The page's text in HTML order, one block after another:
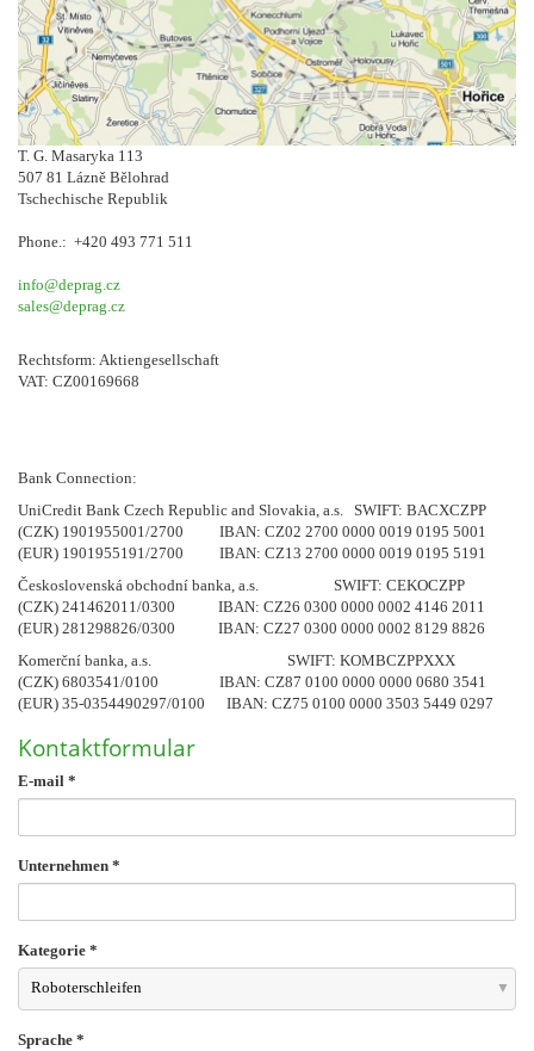
T. G. Masaryka 113
507 81 Lázně Bělohrad
Tschechische Republik
Phone.: +420 493 771 511
info@deprag.cz
sales@deprag.cz
Rechtsform: Aktiengesellschaft
VAT: CZ00169668
Bank Connection:
UniCredit Bank Czech Republic and Slovakia, a.s. SWIFT: BACXCZPP
(CZK) 1901955001/2700 IBAN: CZ02 2700 0000 0019 0195 5001
(EUR) 1901955191/2700 IBAN: CZ13 2700 0000 0019 0195 5191
Československá obchodní banka, a.s. SWIFT: CEKOCZPP
(CZK) 241462011/0300 IBAN: CZ26 0300 0000 0002 4146 2011
(EUR) 281298826/0300 IBAN: CZ27 0300 0000 0002 8129 8826
Komerční banka, a.s. SWIFT: KOMBCZPPXXX
(CZK) 6803541/0100 IBAN: CZ87 0100 0000 0000 0680 3541
(EUR) 35-0354490297/0100 IBAN: CZ75 0100 0000 3503 5449 0297
Kontaktformular
E-mail *
Unternehmen *
Kategorie *
Roboterschleifen
Sprache *